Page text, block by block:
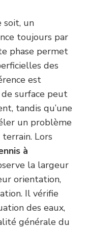
soit, un
toujours par
phase permet
des
est
surface peut
tandis qu’une
un problème
Lors
à
la largeur
orientation,
Il vérifie
des eaux,
générale du